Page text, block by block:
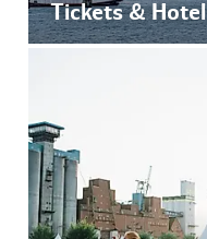
Tickets & Hotel